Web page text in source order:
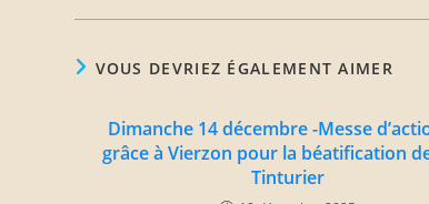
VOUS DEVRIEZ ÉGALEMENT AIMER
Dimanche 14 décembre -Messe
grâce à Vierzon pour la béatification
Tinturier